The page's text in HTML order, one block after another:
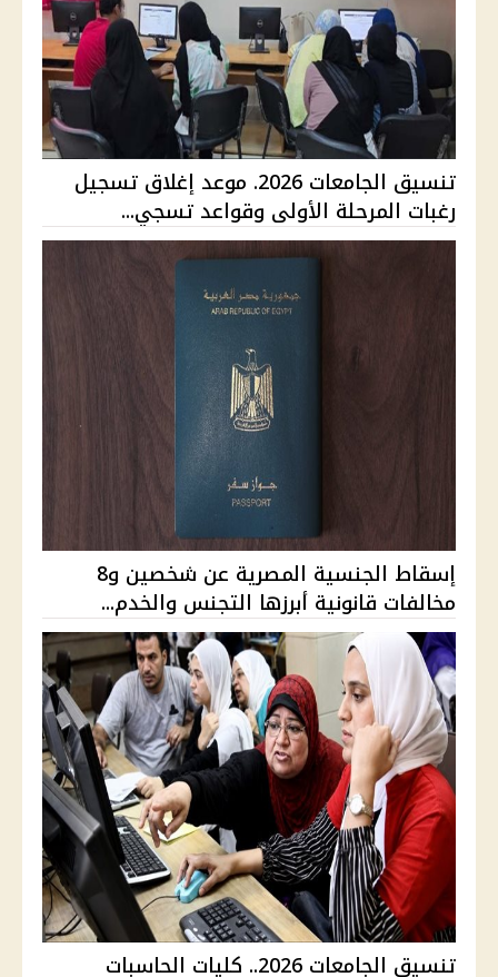
تنسيق الجامعات 2026. موعد إغلاق تسجيل
رغبات المرحلة الأولى وقواعد تسجي...
إسقاط الجنسية المصرية عن شخصين و8
مخالفات قانونية أبرزها التجنس والخدم...
تنسيق الجامعات 2026.. كليات الحاسبات